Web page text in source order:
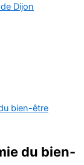
Dijon
bien-être
du bien-